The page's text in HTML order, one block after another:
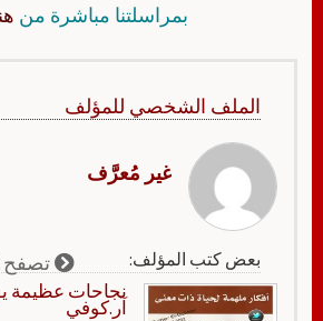
بمراسلتنا مباشرة من
الملف الشخصي للمؤلف
غير مُعرَّف
بعض كتب المؤلف: تصفح
نجاحات عظيمة
آر.كوفي